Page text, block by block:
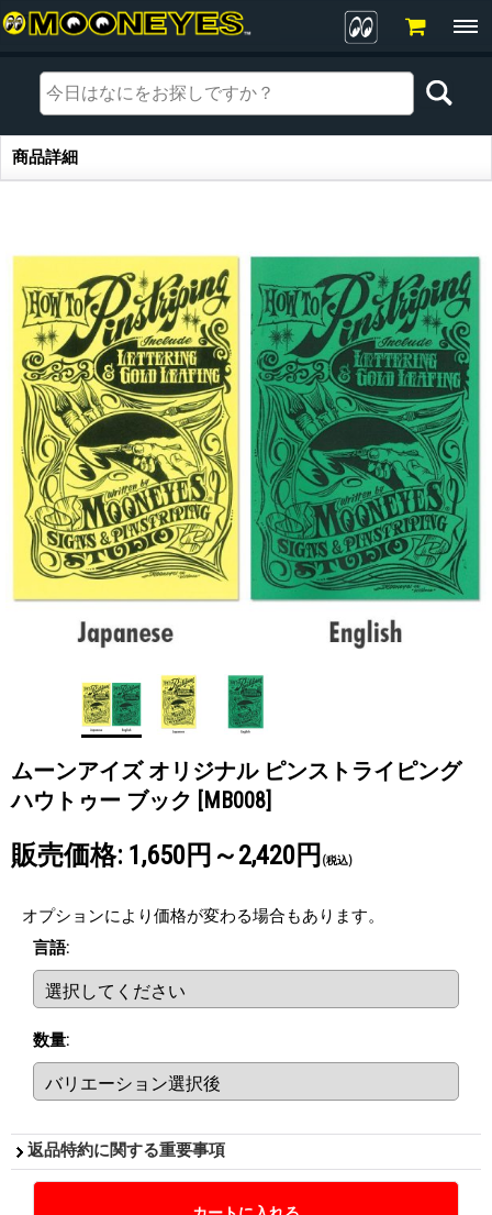
商品詳細
商品詳細
ムーンアイズ オリジナル ピンストライピング
ハウトゥー ブック [MB008]
販売価格: 1,650円～2,420円 (税込)
オプションにより価格が変わる場合もあります。
言語:
数量:
返品特約に関する重要事項